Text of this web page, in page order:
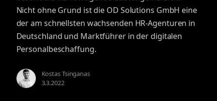
Nicht ohne Grund ist die OD Solutions GmbH eine
der am schnellsten wachsenden HR-Agenturen in
Deutschland und Marktführer in der digitalen
Personalbeschaffung.
Kostas Tsinganas
3.3.2022